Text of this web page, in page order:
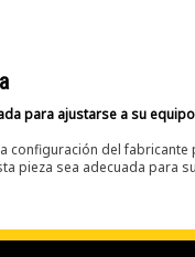
para ajustarse a su
configuración del
pieza sea adecuada para